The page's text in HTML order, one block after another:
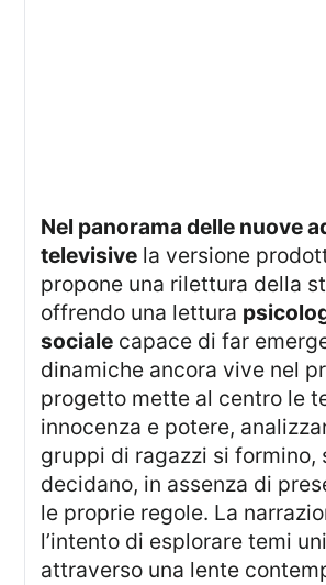
Nel panorama delle nuove adattazioni
televisive la versione
propone una rilettura della
offrendo una lettura
sociale capace di far
dinamiche ancora vive nel
progetto mette al centro le
innocenza e potere,
gruppi di ragazzi si formino,
decidano, in assenza di
le proprie regole. La
l’intento di esplorare temi
attraverso una lente